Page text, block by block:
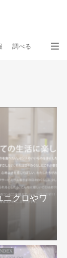
調べる
クロやワ